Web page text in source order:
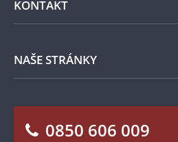
100. výročie vzniku Česko-
Ochrana osobných údajov
KONTAKT
Napíšte nám
NAŠE STRÁNKY
Blog Pokladnica mincí
Facebook Národnej Pokladnice
0850 606 009